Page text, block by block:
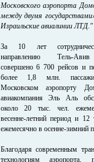
Московского аэропорта
между двумя
Израильские авиалинии
За 10 лет
направлению Тель-
совершено 6 700 рейсов и
более 1,8 млн.
Московском аэропорту
авиакомпания Эль Аль
около 20 тыс. чел.
весенне-летний период и 12
ежемесячно в осенне-зимний
Благодаря современным
технологиям аэропорта,